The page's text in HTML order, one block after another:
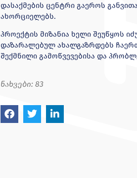
დასაქმების ცენტრი გაეროს
ახორციელებს.
პროექტის მიზანია ხელი შეუწყოს
დაზარალებულ ახალგაზრდებს
შექმნილი გამოწვევებისა და
ნახვები: 83